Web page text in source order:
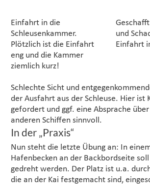
Einfahrt in die
Schleusenkammer.
Plötzlich ist die Einfahrt
eng und die Kammer
ziemlich kurz!
und
Einfahrt
Schlechte Sicht und
der Ausfahrt aus der Schleuse. Hier ist
gefordert und ggf. eine Absprache
anderen Schiffen sinnvoll.
In der „Praxis“
Nun steht die letzte Übung an: In
Hafenbecken an der Backbordseite
gedreht werden. Der Platz ist u.a.
die an der Kai festgemacht sind,